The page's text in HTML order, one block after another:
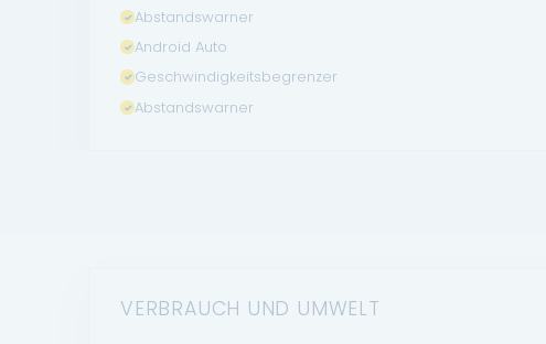
Abstandswarner
Android Auto
Geschwindigkeitsbegrenzer
Abstandswarner
VERBRAUCH UND UMWELT